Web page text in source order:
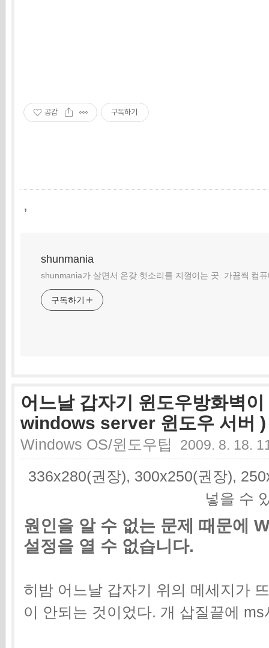
공감 구독하기
,
shunmania
shunmania가 살면서 온갖 헛소리를 지껄이는 곳. 가끔씩 컴
구독하기
어느날 갑자기 윈도우방화벽
windows server 윈도우 서버 )
Windows OS/윈도우팁 2009. 8. 18.
336x280(권장), 300x250(권장),
넣을 수
원인을 알 수 없는 문제 때문에
설정을 열 수 없습니다.
히밤 어느날 갑자기 위의 메세지가
이 안되는 것이었다. 개 삽질끝에